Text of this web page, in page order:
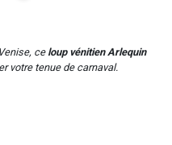
ce loup vénitien Arlequin
votre tenue de carnaval.